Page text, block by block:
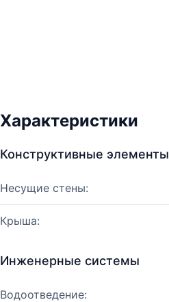
Характеристики
Конструктивные элементы
Несущие стены:
Крыша:
Инженерные системы
Водоотведение: